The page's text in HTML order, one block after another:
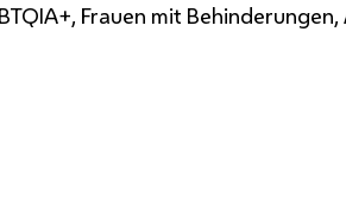
Frauen mit Behinderungen,